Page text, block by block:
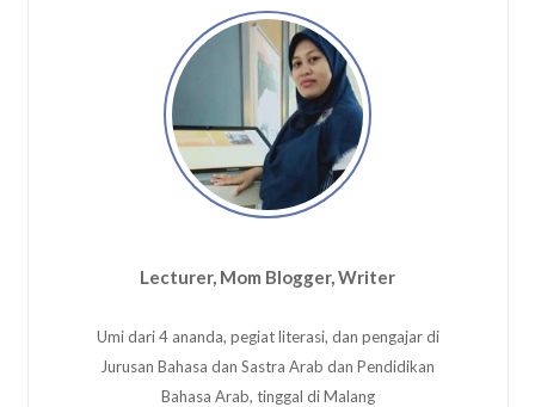
Lecturer, Mom Blogger, Writer
Umi dari 4 ananda, pegiat literasi, dan pengajar di
Jurusan Bahasa dan Sastra Arab dan Pendidikan
Bahasa Arab, tinggal di Malang